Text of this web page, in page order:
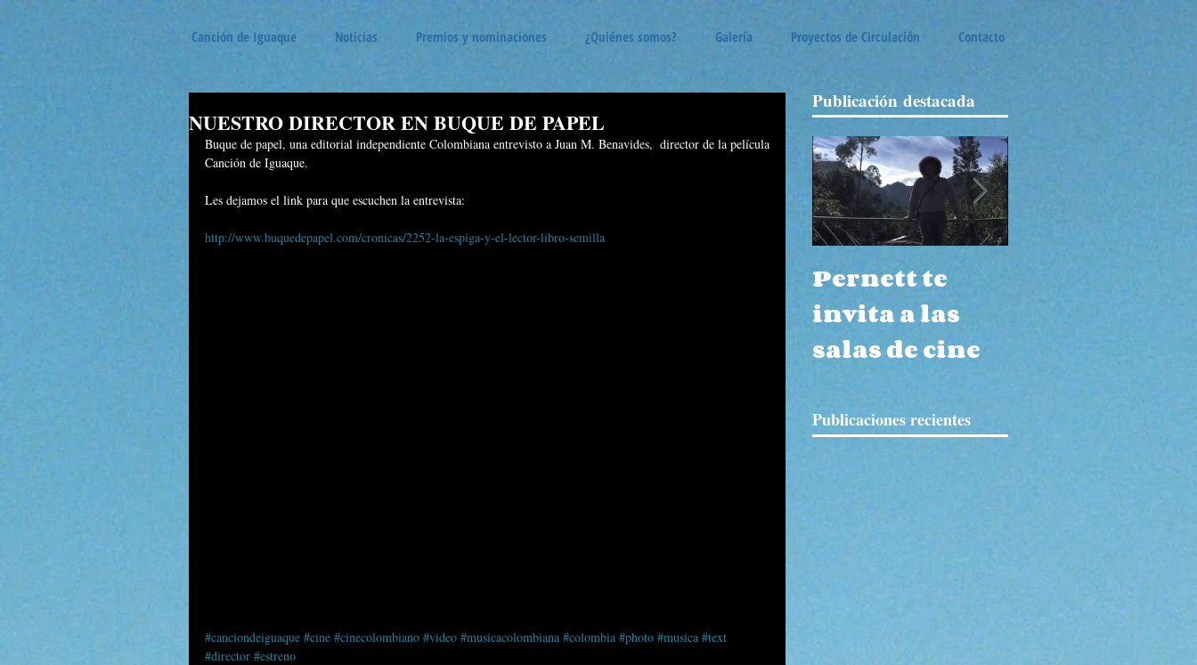
Canción de Iguaque Noticias Premios y nominaciones ¿Quiénes somos? Galería Proyectos de Circulación Contacto
NUESTRO DIRECTOR EN BUQUE DE PAPEL
Buque de papel, una editorial independiente Colombiana entrevisto a Juan M. Benavides,  director de la película
Canción de Iguaque.
Les dejamos el link para que escuchen la entrevista:
http://www.buquedepapel.com/cronicas/2252-la-espiga-y-el-lector-libro-semilla
#canciondeiguaque #cine #cinecolombiano #video #musicacolombiana #colombia #photo #musica #text
#director #estreno
Publicación destacada
Pernett te
invita a las
salas de cine
Navarro Wolf
Publicaciones recientes